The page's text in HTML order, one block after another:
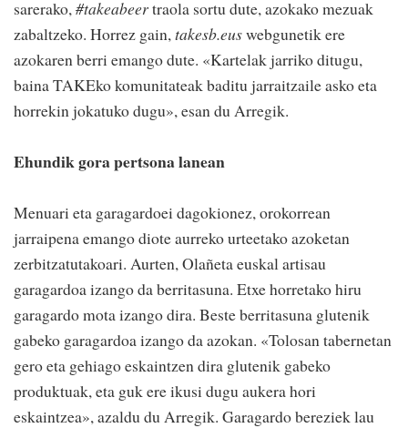
sarerako,#takeabeertraola sortu dute, azokako mezuak
zabaltzeko. Horrez gain,takesb.euswebgunetik ere
azokaren berri emango dute. «Kartelak jarriko ditugu,
baina TAKEko komunitateak baditu jarraitzaile asko eta
horrekin jokatuko dugu», esan du Arregik.
Ehundik gora pertsona lanean
Menuari eta garagardoei dagokionez, orokorrean
jarraipena emango diote aurreko urteetako azoketan
zerbitzatutakoari. Aurten, Olañeta euskal artisau
garagardoa izango da berritasuna. Etxe horretako hiru
garagardo mota izango dira. Beste berritasuna glutenik
gabeko garagardoa izango da azokan. «Tolosan tabernetan
gero eta gehiago eskaintzen dira glutenik gabeko
produktuak, eta guk ere ikusi dugu aukera hori
eskaintzea», azaldu du Arregik. Garagardo bereziek lau